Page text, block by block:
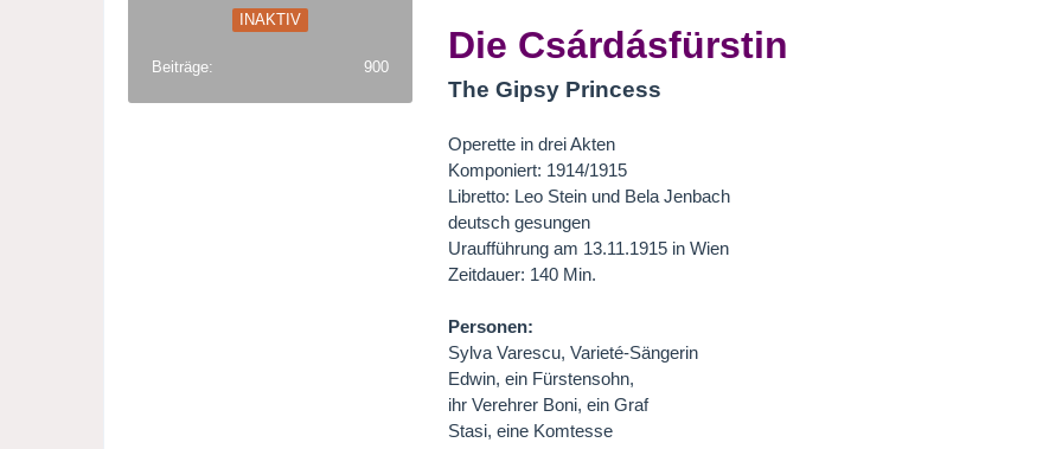
INAKTIV
Beiträge 900
Die Csárdásfürstin
The Gipsy Princess
Operette in drei Akten
Komponiert: 1914/1915
Libretto: Leo Stein und Bela Jenbach
deutsch gesungen
Uraufführung am 13.11.1915 in Wien
Zeitdauer: 140 Min.
Personen:
Sylva Varescu, Varieté-Sängerin
Edwin, ein Fürstensohn,
ihr Verehrer Boni, ein Graf
Stasi, eine Komtesse